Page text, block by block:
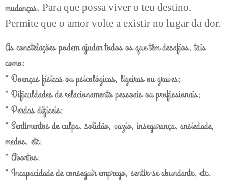
mudanças. Para que possa viver o teu destino.
Permite que o amor volte a existir no lugar da dor.
As constelações podem ajudar todos os que têm desafios, tais
como:
* Doenças físicas ou psicológicas, ligeiras ou graves;
* Dificuldades de relacionamento pessoais ou profissionais;
* Perdas difíceis;
* Sentimentos de culpa, solidão, vazio, insegurança, ansiedade,
medos, etc;
* Abortos;
* Incapacidade de conseguir emprego, sentir-se abundante, etc.